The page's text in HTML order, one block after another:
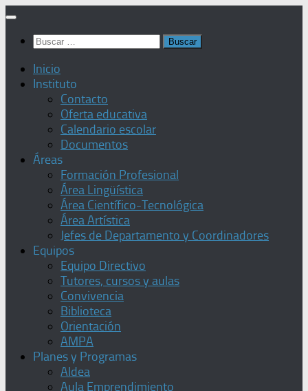
Saltar
contenido
Buscar:
Inicio
Instituto
Contacto
Oferta educativa
Calendario escolar
Documentos
Áreas
Formación Profesional
Área Lingüística
Área Científico-Tecnológica
Área Artística
Jefes de Departamento y Coordinadores
Equipos
Equipo Directivo
Tutores, cursos y aulas
Convivencia
Biblioteca
Orientación
AMPA
Planes y Programas
Aldea
Aula Emprendimiento